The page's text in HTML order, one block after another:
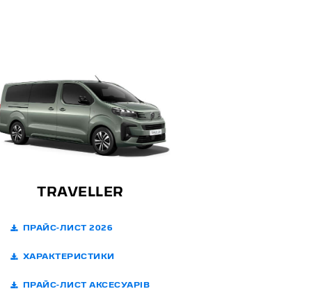
TRAVELLER
ПРАЙС-ЛИСТ 2026
ХАРАКТЕРИСТИКИ
ПРАЙС-ЛИСТ АКСЕСУАРІВ